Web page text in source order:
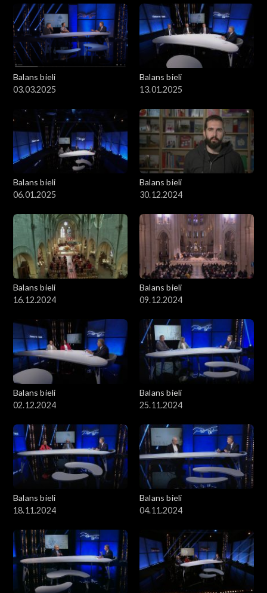
Balans bieli
03.03.2025
Balans bieli
13.01.2025
Balans bieli
06.01.2025
Balans bieli
30.12.2024
Balans bieli
16.12.2024
Balans bieli
09.12.2024
Balans bieli
02.12.2024
Balans bieli
25.11.2024
Balans bieli
18.11.2024
Balans bieli
04.11.2024